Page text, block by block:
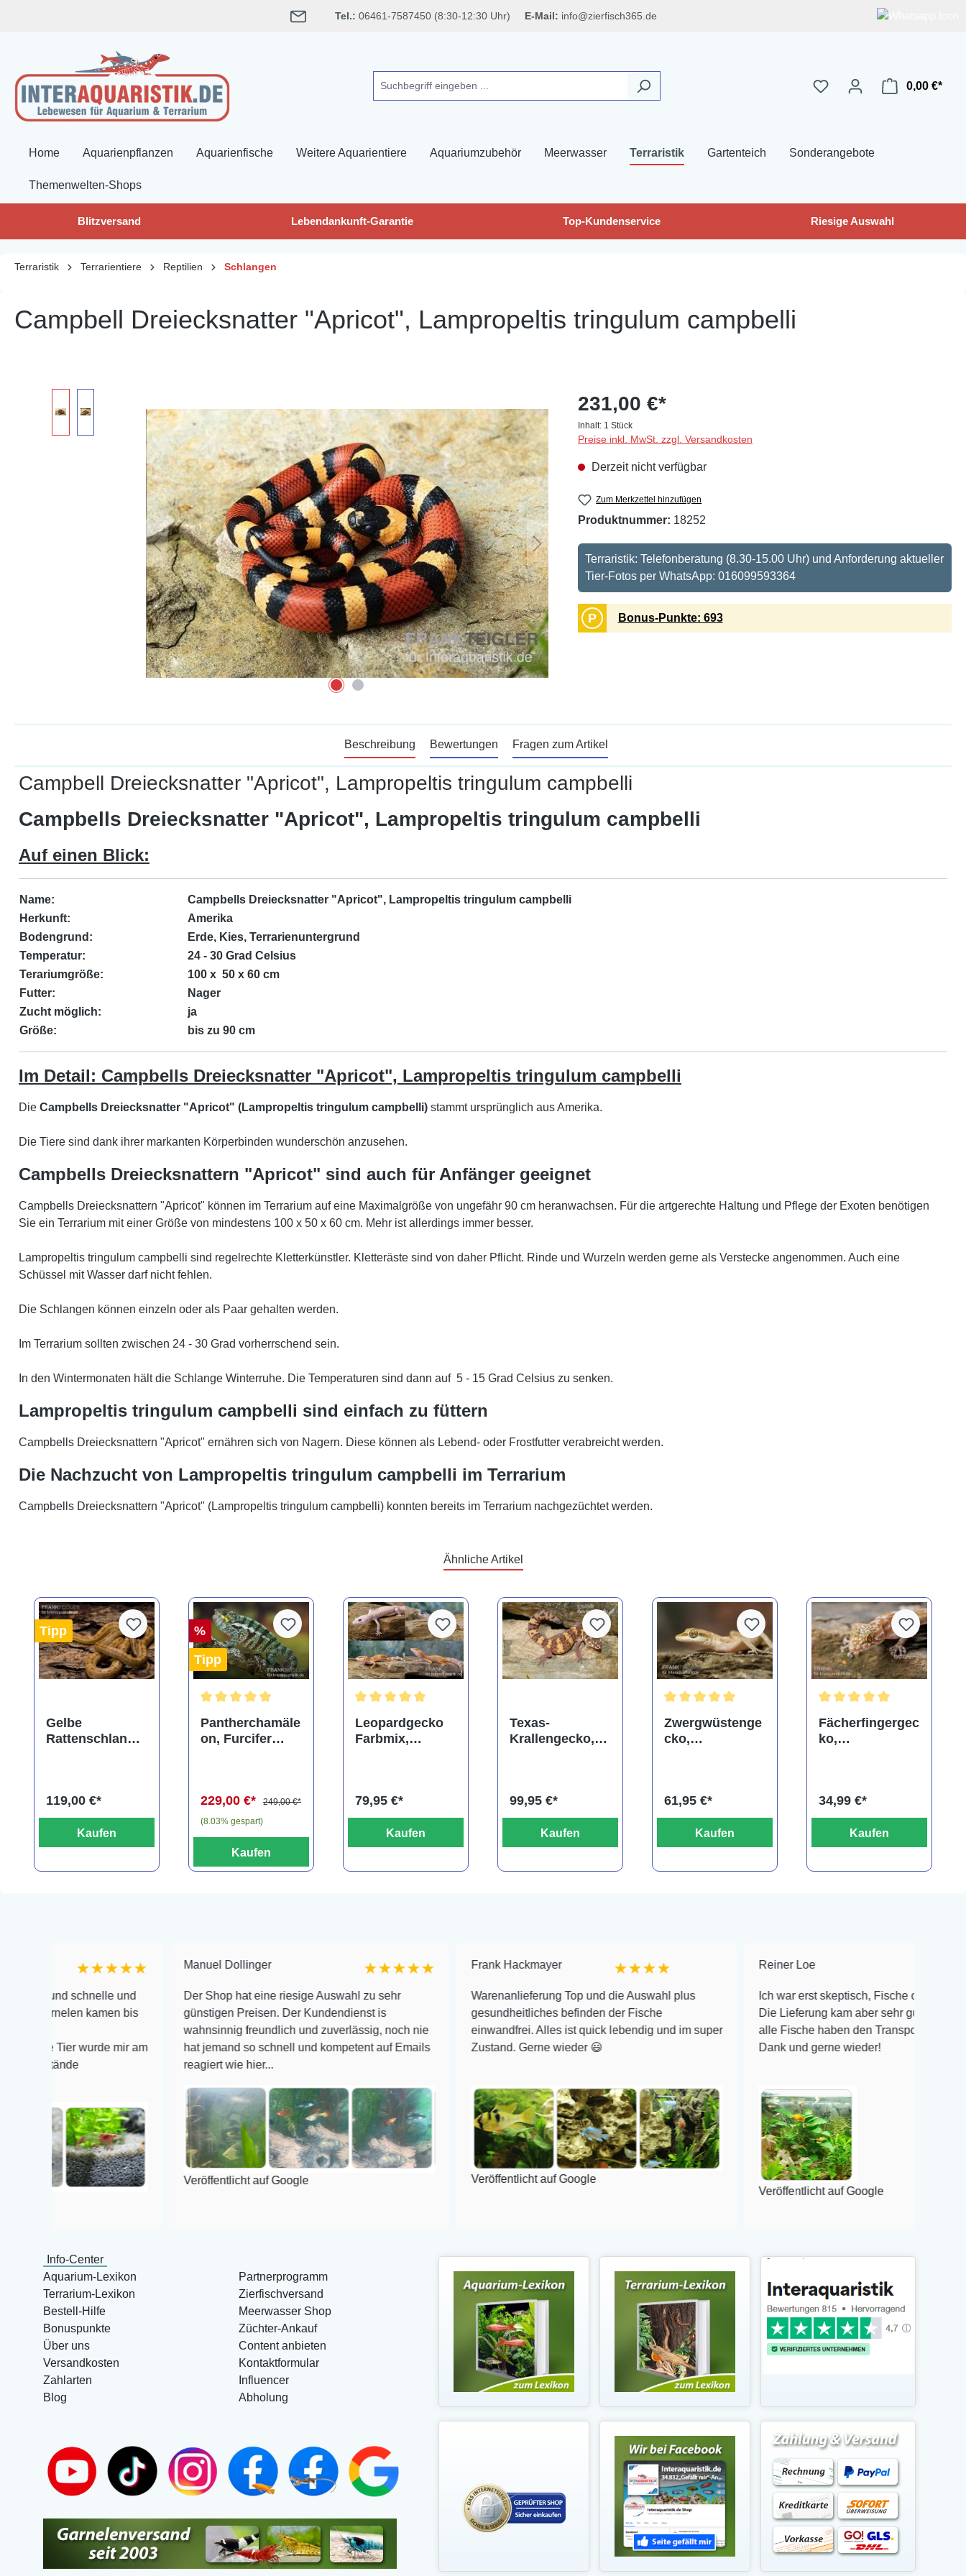
Tel.: 06461-7587450 (8:30-12:30 Uhr) E-Mail: info@zierfisch365.de
0,00 €*
Home Aquarienpflanzen Aquarienfische Weitere Aquarientiere Aquariumzubehör Meerwasser Terraristik Gartenteich Sonderangebote
Themenwelten-Shops
Blitzversand Lebendankunft-Garantie Top-Kundenservice Riesige Auswahl
Terraristik Terrarientiere Reptilien Schlangen
Campbell Dreiecksnatter "Apricot", Lampropeltis tringulum campbelli
231,00 €*
Inhalt: 1 Stück
Preise inkl. MwSt. zzgl. Versandkosten
Derzeit nicht verfügbar
Zum Merkzettel hinzufügen
Produktnummer: 18252
Terraristik: Telefonberatung (8.30-15.00 Uhr) und Anforderung aktueller
Tier-Fotos per WhatsApp: 016099593364
P Bonus-Punkte: 693
Beschreibung Bewertungen Fragen zum Artikel
Campbell Dreiecksnatter "Apricot", Lampropeltis tringulum campbelli
Campbells Dreiecksnatter "Apricot", Lampropeltis tringulum campbelli
Auf einen Blick:
Name:
Campbells Dreiecksnatter "Apricot", Lampropeltis tringulum campbelli
Herkunft:
Amerika
Bodengrund:
Erde, Kies, Terrarienuntergrund
Temperatur:
24 - 30 Grad Celsius
Terariumgröße:
100 x 50 x 60 cm
Futter:
Nager
Zucht möglich:
ja
Größe:
bis zu 90 cm
Im Detail: Campbells Dreiecksnatter "Apricot", Lampropeltis tringulum campbelli
Die Campbells Dreiecksnatter "Apricot" (Lampropeltis tringulum campbelli) stammt ursprünglich aus Amerika.
Die Tiere sind dank ihrer markanten Körperbinden wunderschön anzusehen.
Campbells Dreiecksnattern "Apricot" sind auch für Anfänger geeignet
Campbells Dreiecksnattern "Apricot" können im Terrarium auf eine Maximalgröße von ungefähr 90 cm heranwachsen. Für die artgerechte Haltung und Pflege der Exoten benötigen
Sie ein Terrarium mit einer Größe von mindestens 100 x 50 x 60 cm. Mehr ist allerdings immer besser.
Lampropeltis tringulum campbelli sind regelrechte Kletterkünstler. Kletteräste sind von daher Pflicht. Rinde und Wurzeln werden gerne als Verstecke angenommen. Auch eine
Schüssel mit Wasser darf nicht fehlen.
Die Schlangen können einzeln oder als Paar gehalten werden.
Im Terrarium sollten zwischen 24 - 30 Grad vorherrschend sein.
In den Wintermonaten hält die Schlange Winterruhe. Die Temperaturen sind dann auf 5 - 15 Grad Celsius zu senken.
Lampropeltis tringulum campbelli sind einfach zu füttern
Campbells Dreiecksnattern "Apricot" ernähren sich von Nagern. Diese können als Lebend- oder Frostfutter verabreicht werden.
Die Nachzucht von Lampropeltis tringulum campbelli im Terrarium
Campbells Dreiecksnattern "Apricot" (Lampropeltis tringulum campbelli) konnten bereits im Terrarium nachgezüchtet werden.
Ähnliche Artikel
Tipp
Gelbe
Rattenschlange,
119,00 €*
Kaufen
%
Tipp
Pantherchamäle
on, Furcifer
229,00 €*
249,00 €*
(8.03% gespart)
Kaufen
Leopardgecko
Farbmix,
79,95 €*
Kaufen
Texas-
Krallengecko,
99,95 €*
Kaufen
Zwergwüstenge
cko,
61,95 €*
Kaufen
Fächerfingergec
ko,
34,99 €*
Kaufen
★★★★★
schnelle und
kamen bis
wurde mir am
Manuel Dollinger ★★★★★
Der Shop hat eine riesige Auswahl zu sehr
günstigen Preisen. Der Kundendienst is
wahnsinnig freundlich und zuverlässig, noch nie
hat jemand so schnell und kompetent auf Emails
reagiert wie hier...
Veröffentlicht auf Google
Frank Hackmayer ★★★★
Warenanlieferung Top und die Auswahl plus
gesundheitliches befinden der Fische
einwandfrei. Alles ist quick lebendig und im super
Zustand. Gerne wieder 😃
Veröffentlicht auf Google
Ich war erst skeptisch, Fische online zu bestellen!
Die Lieferung kam aber sehr gut verpackt an und
alle Fische haben den Transport überlebt! Vielen
Dank und gerne wieder!
Veröffentlicht auf Google
Info-Center
Aquarium-Lexikon
Terrarium-Lexikon
Bestell-Hilfe
Bonuspunkte
Über uns
Versandkosten
Zahlarten
Blog
Partnerprogramm
Zierfischversand
Meerwasser Shop
Züchter-Ankauf
Content anbieten
Kontaktformular
Influencer
Abholung